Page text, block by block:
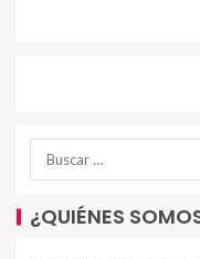
¿QUIÉNES